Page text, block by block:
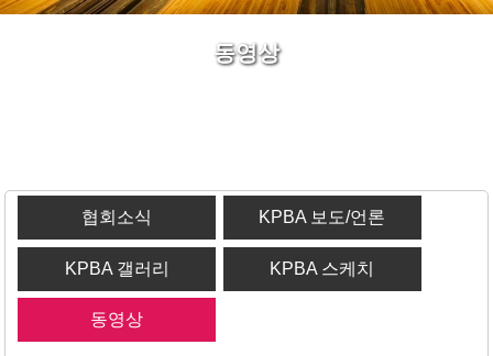
동영상
협회소식 KPBA 보도/언론
KPBA 갤러리 KPBA 스케치
동영상